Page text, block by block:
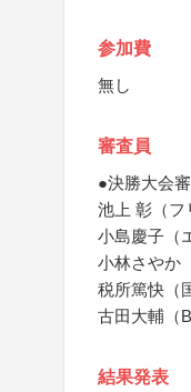
参加費
無し
審査員
●決勝大会
池上 彰（フ
小島慶子（
小林さやか
税所篤快（
古田大輔（
結果発表